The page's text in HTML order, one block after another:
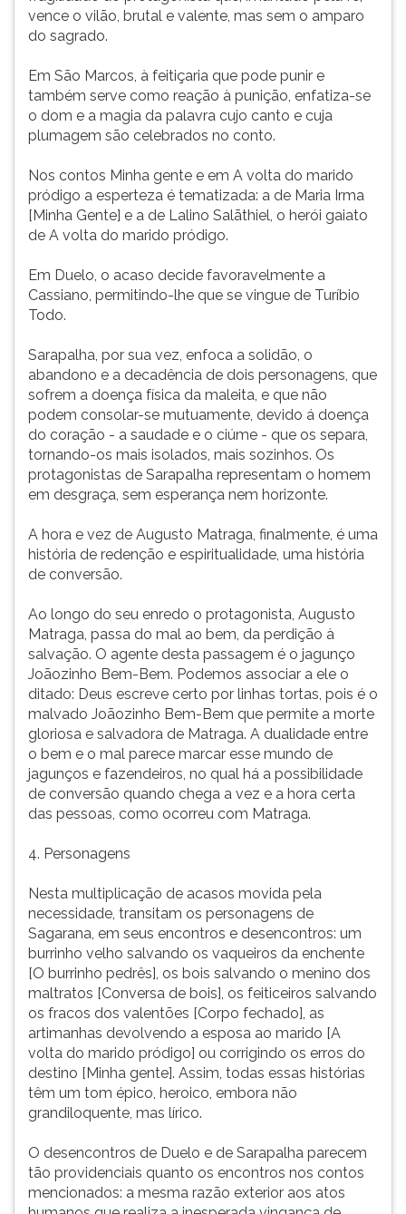
vence o vilão, brutal e valente, mas sem o amparo
do sagrado.
Em São Marcos, à feitiçaria que pode punir e
também serve como reação à punição, enfatiza-se
o dom e a magia da palavra cujo canto e cuja
plumagem são celebrados no conto.
Nos contos Minha gente e em A volta do marido
pródigo a esperteza é tematizada: a de Maria Irma
[Minha Gente] e a de Lalino Salãthiel, o herói gaiato
de A volta do marido pródigo.
Em Duelo, o acaso decide favoravelmente a
Cassiano, permitindo-lhe que se vingue de Turíbio
Todo.
Sarapalha, por sua vez, enfoca a solidão, o
abandono e a decadência de dois personagens, que
sofrem a doença física da maleita, e que não
podem consolar-se mutuamente, devido á doença
do coração - a saudade e o ciúme - que os separa,
tornando-os mais isolados, mais sozinhos. Os
protagonistas de Sarapalha representam o homem
em desgraça, sem esperança nem horizonte.
A hora e vez de Augusto Matraga, finalmente, é uma
história de redenção e espiritualidade, uma história
de conversão.
Ao longo do seu enredo o protagonista, Augusto
Matraga, passa do mal ao bem, da perdição à
salvação. O agente desta passagem é o jagunço
Joãozinho Bem-Bem. Podemos associar a ele o
ditado: Deus escreve certo por linhas tortas, pois é o
malvado Joãozinho Bem-Bem que permite a morte
gloriosa e salvadora de Matraga. A dualidade entre
o bem e o mal parece marcar esse mundo de
jagunços e fazendeiros, no qual há a possibilidade
de conversão quando chega a vez e a hora certa
das pessoas, como ocorreu com Matraga.
4. Personagens
Nesta multiplicação de acasos movida pela
necessidade, transitam os personagens de
Sagarana, em seus encontros e desencontros: um
burrinho velho salvando os vaqueiros da enchente
[O burrinho pedrês], os bois salvando o menino dos
maltratos [Conversa de bois], os feiticeiros salvando
os fracos dos valentões [Corpo fechado], as
artimanhas devolvendo a esposa ao marido [A
volta do marido pródigo] ou corrigindo os erros do
destino [Minha gente]. Assim, todas essas histórias
têm um tom épico, heroico, embora não
grandiloquente, mas lírico.
O desencontros de Duelo e de Sarapalha parecem
tão providenciais quanto os encontros nos contos
mencionados: a mesma razão exterior aos atos